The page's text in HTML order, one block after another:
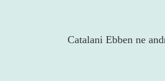
Catalani Ebben ne